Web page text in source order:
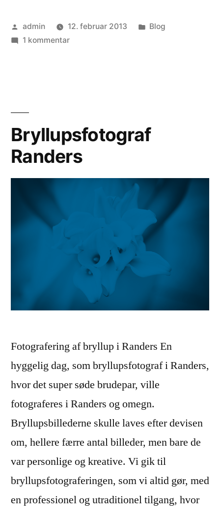
en
Posted
by
admin 12. februar 2013
Posted
Blog
1 kommentartil
Bryllupsfotograf
Randers
Fotografering af bryllup i Randers En
hyggelig dag, som bryllupsfotograf i Randers,
hvor det super søde brudepar, ville
fotograferes i Randers og omegn.
Bryllupsbillederne skulle laves efter devisen
om, hellere færre antal billeder, men bare de
var personlige og kreative. Vi gik til
bryllupsfotograferingen, som vi altid gør, med
en professionel og utraditionel tilgang, hvor